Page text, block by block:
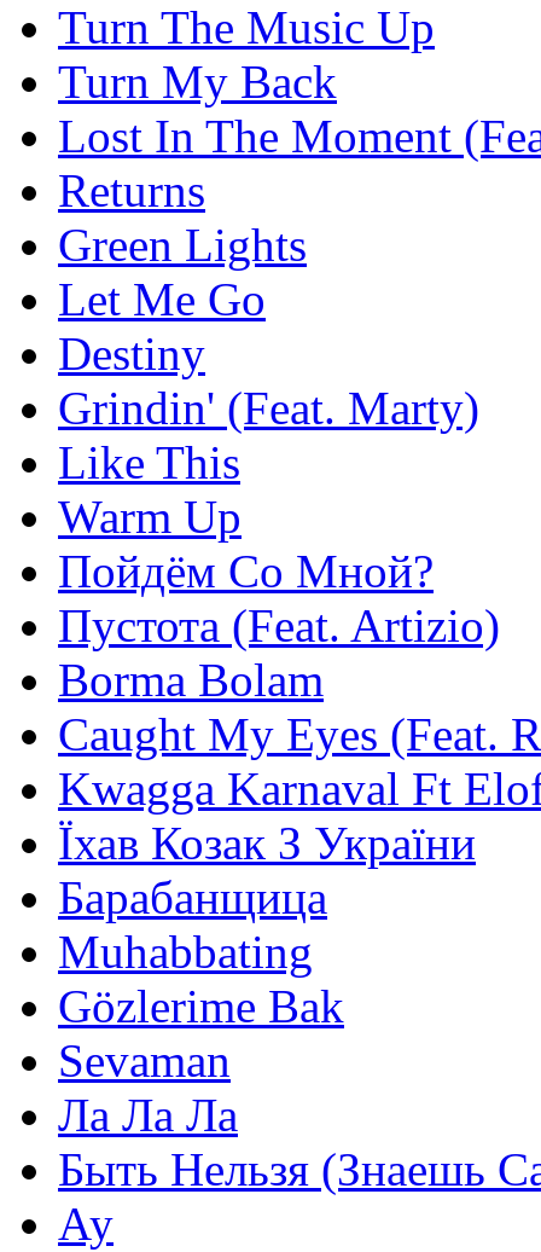
Turn The Music Up
Turn My Back
Lost In The Moment
Returns
Green Lights
Let Me Go
Destiny
Grindin' (Feat. Marty)
Like This
Warm Up
Пойдём Со Мной?
Пустота (Feat. Artizio)
Borma Bolam
Caught My Eyes (Feat.
Kwagga Karnaval Ft
Їхав Козак З України
Барабанщица
Muhabbating
Gözlerime Bak
Sevaman
Ла Ла Ла
Быть Нельзя (Знаешь
Ау